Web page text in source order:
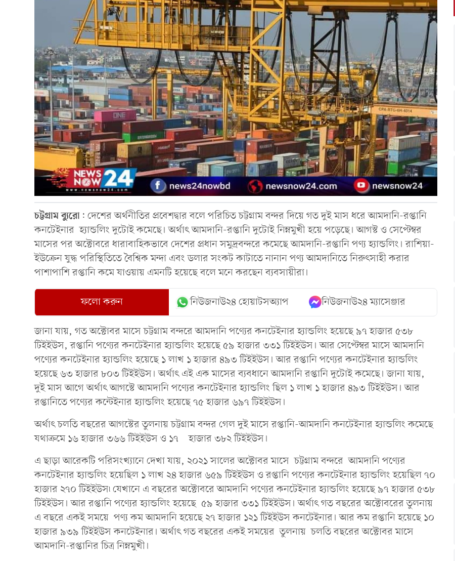
চট্টগ্রামব্যুরো : দেশের অর্থনীতির প্রবেশদ্বার বলে পরিচিত চট্টগ্রাম বন্দর দিয়ে গত দুই মাস ধরে আমদানি-রপ্তানি
কনটেইনার হ্যান্ডলিং দুটোই কমেছে। অর্থাৎ আমদানি-রপ্তানি দুটোই নিম্নমুখী হয়ে পড়েছে। আগস্ট ও সেপ্টেম্বর
মাসের পর অক্টোবরে ধারাবাহিকভাবে দেশের প্রধান সমুদ্রবন্দরে কমেছে আমদানি-রপ্তানি পণ্য হ্যান্ডলিং। রাশিয়া-
ইউক্রেন যুদ্ধ পরিস্থিতিতে বৈশ্বিক মন্দা এবং ডলার সংকট কাটাতে নানান পণ্য আমদানিতে নিরুৎসাহী করার
পাশাপাশি রপ্তানি কমে যাওয়ায় এমনটি হয়েছে বলে মনে করছেন ব্যবসায়ীরা।
ফলো করুন নিউজনাউ২৪ হোয়াটসঅ্যাপ নিউজনাউ২৪ ম্যাসেঞ্জার
জানা যায়, গত অক্টোবর মাসে চট্টগ্রাম বন্দরে আমদানি পণ্যের কনটেইনার হ্যান্ডলিং হয়েছে ৯৭ হাজার ৫৩৮
টিইইউস, রপ্তানি পণ্যের কনটেইনার হ্যান্ডলিং হয়েছে ৫৯ হাজার ৩৩১ টিইইউস। আর সেপ্টেম্বর মাসে আমদানি
পণ্যের কনটেইনার হ্যান্ডলিং হয়েছে ১ লাখ ১ হাজার ৪৯৩ টিইইউস। আর রপ্তানি পণ্যের কনটেইনার হ্যান্ডলিং
হয়েছে ৬৩ হাজার ৮০৩ টিইইউস। অর্থাৎ এই এক মাসের ব্যবধানে আমদানি রপ্তানি দুটোই কমেছে। জানা যায়,
দুই মাস আগে অর্থাৎ আগস্টে আমদানি পণ্যের কনটেইনার হ্যান্ডলিং ছিল ১ লাখ ১ হাজার ৪৯৩ টিইইউস। আর
রপ্তানিতে পণ্যের কন্টেইনার হ্যান্ডলিং হয়েছে ৭৫ হাজার ৬৯৭ টিইইউস।
অর্থাৎ চলতি বছরের আগস্টের তুলনায় চট্টগ্রাম বন্দর গেল দুই মাসে রপ্তানি-আমদানি কনটেইনার হ্যান্ডলিং কমেছে
যথাক্রমে ১৬ হাজার ৩৬৬ টিইইউস ও ১৭ হাজার ৩৮২ টিইইউস।
এ ছাড়া আরেকটি পরিসংখ্যানে দেখা যায়, ২০২১ সালের অক্টোবর মাসে চট্টগ্রাম বন্দরে আমদানি পণ্যের
কনটেইনার হ্যান্ডলিং হয়েছিল ১ লাখ ২৪ হাজার ৬৫৯ টিইইউস ও রপ্তানি পণ্যের কনটেইনার হ্যান্ডলিং হয়েছিল ৭০
হাজার ২৭০ টিইইউস৷ যেখানে এ বছরের অক্টোবরে আমদানি পণ্যের কনটেইনার হ্যান্ডলিং হয়েছে ৯৭ হাজার ৫৩৮
টিইইউস। আর রপ্তানি পণ্যের হ্যান্ডলিং হয়েছে ৫৯ হাজার ৩৩১ টিইইউস। অর্থাৎ গত বছরের অক্টোবরের তুলনায়
এ বছরে একই সময়ে পণ্য কম আমদানি হয়েছে ২৭ হাজার ১২১ টিইইউস কনটেইনার। আর কম রপ্তানি হয়েছে ১০
হাজার ৯৩৯ টিইইউস কনটেইনার। অর্থাৎ গত বছরের একই সময়ের তুলনায় চলতি বছরের অক্টোবর মাসে
আমদানি-রপ্তানির চিত্র নিম্নমুখী।